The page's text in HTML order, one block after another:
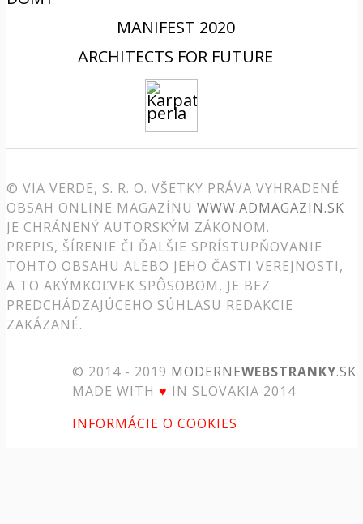
MANIFEST 2020
ARCHITECTS FOR FUTURE
© VIA VERDE, S. R. O. VŠETKY PRÁVA VYHRADENÉ
OBSAH ONLINE MAGAZÍNU WWW.ADMAGAZIN.SK
JE CHRÁNENÝ AUTORSKÝM ZÁKONOM.
PREPIS, ŠÍRENIE ČI ĎALŠIE SPRÍSTUPŇOVANIE
TOHTO OBSAHU ALEBO JEHO ČASTI VEREJNOSTI,
A TO AKÝMKOĽVEK SPÔSOBOM, JE BEZ
PREDCHÁDZAJÚCEHO SÚHLASU REDAKCIE
ZAKÁZANÉ.
© 2014 - 2019 MODERNEWEBSTRANKY.SK
MADE WITH ♥ IN SLOVAKIA 2014
INFORMÁCIE O COOKIES